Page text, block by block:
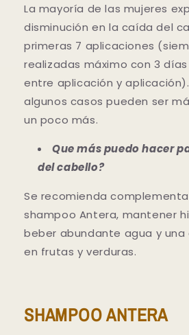
La mayoría de las mujeres
disminución en la caída del
primeras 7 aplicaciones
realizadas máximo con 3
entre aplicación y
algunos casos pueden ser
un poco más.
Que más puedo hacer
del cabello?
Se recomienda
shampoo Antera, mantener
beber abundante agua y
en frutas y verduras.
SHAMPOO ANTERA